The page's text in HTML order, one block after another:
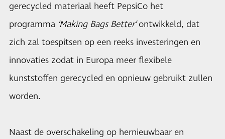
gerecycled materiaal heeft PepsiCo het
programma ‘Making Bags Better’ontwikkeld, dat
zich zal toespitsen op een reeks investeringen en
innovaties zodat in Europa meer flexibele
kunststoffen gerecycled en opnieuw gebruikt zullen
worden.
Naast de overschakeling op hernieuwbaar en